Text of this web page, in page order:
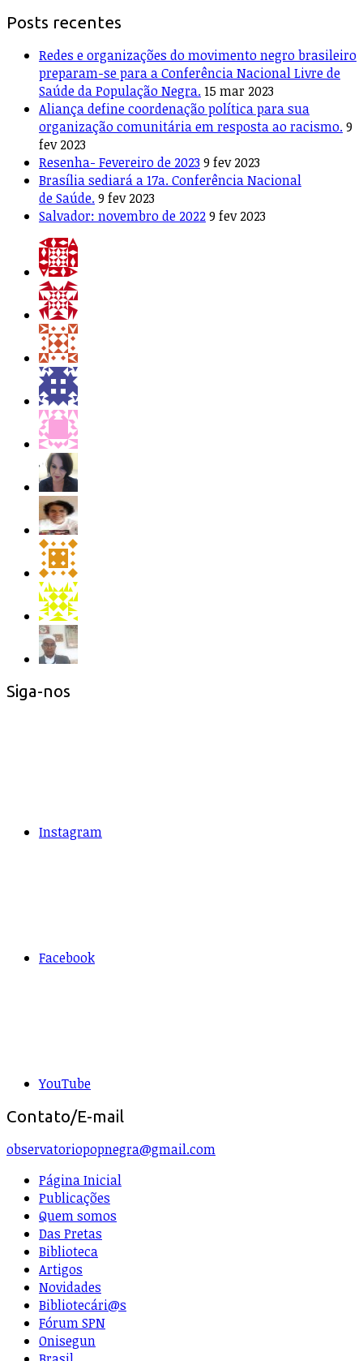
Posts recentes
Redes e organizações do movimento negro brasileiro
preparam-se para a Conferência Nacional Livre de
Saúde da População Negra.15 mar 2023
Aliança define coordenação política para sua
organização comunitária em resposta ao racismo.9
fev 2023
Resenha- Fevereiro de 2023 9 fev 2023
Brasília sediará a 17a. Conferência Nacional
de Saúde.9 fev 2023
Salvador: novembro de 20229 fev 2023
Siga-nos
Instagram
Facebook
YouTube
Contato/E-mail
observatoriopopnegra@gmail.com
Página Inicial
Publicações
Quem somos
Das Pretas
Biblioteca
Artigos
Novidades
Bibliotecári@s
Fórum SPN
Onisegun